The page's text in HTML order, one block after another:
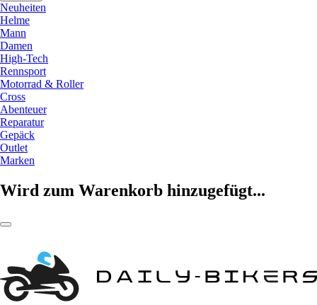
Neuheiten
Helme
Mann
Damen
High-Tech
Rennsport
Motorrad & Roller
Cross
Abenteuer
Reparatur
Gepäck
Outlet
Marken
Wird zum Warenkorb hinzugefügt...